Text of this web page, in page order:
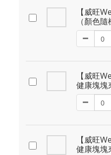
【威旺
（顏色隨
【威旺
健康塊塊
【威旺
健康塊塊